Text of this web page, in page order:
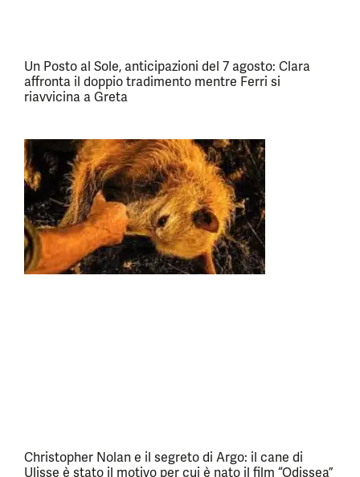
Un Posto al Sole, anticipazioni del 7 agosto: Clara
affronta il doppio tradimento mentre Ferri si
riavvicina a Greta
Christopher Nolan e il segreto di Argo: il cane di
Ulisse è stato il motivo per cui è nato il film “Odissea”